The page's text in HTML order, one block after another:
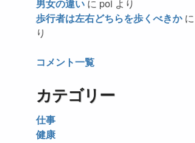
男女の違い に poi より
歩行者は左右どちらを歩くべきかに
り
コメント一覧
カテゴリー
仕事
健康